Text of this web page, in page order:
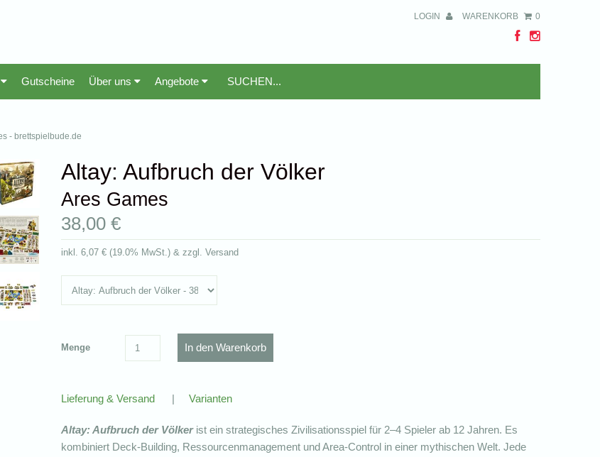
LOGIN WARENKORB 0
Gutscheine Über uns Angebote
- brettspielbude.de
Altay: Aufbruch der Völker
Ares Games
38,00 €
inkl. 6,07 €(19.0% MwSt.) & zzgl. Versand
Menge
Lieferung & Versand | Varianten
Altay: Aufbruch der Völkerist ein strategisches Zivilisationsspiel für 2–4 Spieler ab 12 Jahren. Es
kombiniert Deck-Building, Ressourcenmanagement und Area-Control in einer mythischen Welt. Jede